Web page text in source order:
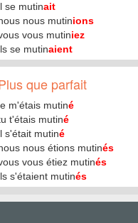
se mutinait
nous mutinions
vous mutiniez
se mutinaient
que parfait
m'étais mutiné
t'étais mutiné
s'était mutiné
nous étions mutinés
vous étiez mutinés
s'étaient mutinés